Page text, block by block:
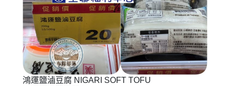
鴻運鹽滷豆腐 NIGARI SOFT TOFU